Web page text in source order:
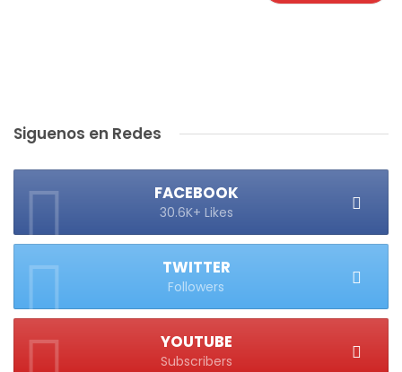
Siguenos en Redes
FACEBOOK
30.6K+ Likes
TWITTER
Followers
YOUTUBE
Subscribers